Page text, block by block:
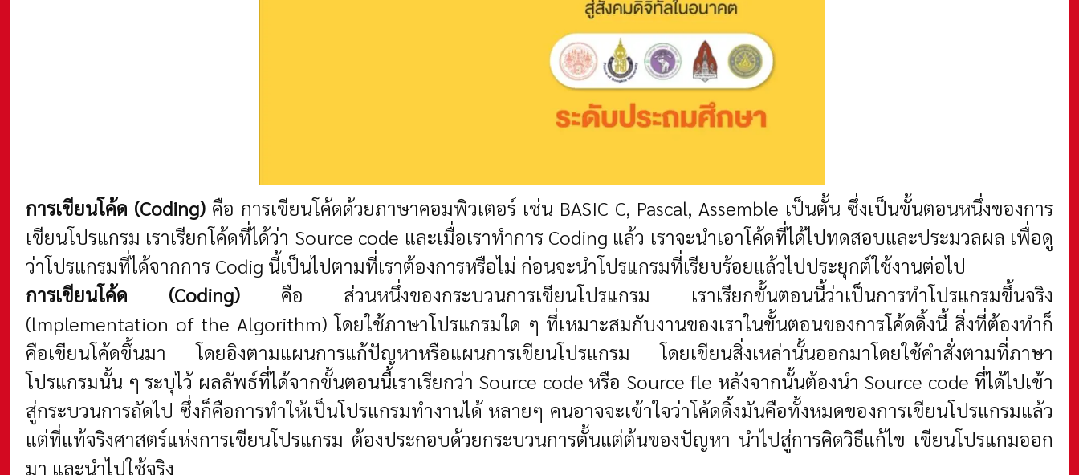
การเขียนโค้ด (Coding) คือ การเขียนโค้ดด้วยภาษาคอมพิวเตอร์ เช่น BASIC C, Pascal, Assemble เป็นตั้น ซึ่งเป็นขั้นตอนหนึ่งของการ
เขียนโปรแกรม เราเรียกโค้ดที่ได้ว่า Source code และเมื่อเราทำการ Coding แล้ว เราจะนำเอาโค้ดที่ได้ไปทดสอบและประมวลผล เพื่อดู
ว่าโปรแกรมที่ได้จากการ Codig นี้เป็นไปตามที่เราต้องการหรือไม่ ก่อนจะนำโปรแกรมที่เรียบร้อยแล้วไปประยุกต์ใช้งานต่อไป
การเขียนโค้ด (Coding) คือ ส่วนหนึ่งของกระบวนการเขียนโปรแกรม เราเรียกขั้นตอนนี้ว่าเป็นการทำโปรแกรมขึ้นจริง
(lmplementation of the Algorithm) โดยใช้ภาษาโปรแกรมใด ๆ ที่เหมาะสมกับงานของเราในขั้นตอนของการโค้ดดิ้งนี้ สิ่งที่ต้องทำก็
คือเขียนโค้ดขึ้นมา โดยอิงตามแผนการแก้ปัญหาหรือแผนการเขียนโปรแกรม โดยเขียนสิ่งเหล่านั้นออกมาโดยใช้คำสั่งตามที่ภาษา
โปรแกรมนั้น ๆ ระบุไว้ ผลลัพธ์ที่ได้จากขั้นตอนนี้เราเรียกว่า Source code หรือ Source fle หลังจากนั้นต้องนำ Source code ที่ได้ไปเข้า
สู่กระบวนการถัดไป ซึ่งก็คือการทำให้เป็นโปรแกรมทำงานได้ หลายๆ คนอาจจะเข้าใจว่าโค้ดดิ้งมันคือทั้งหมดของการเขียนโปรแกรมแล้ว
แต่ที่แท้จริงศาสตร์แห่งการเขียนโปรแกรม ต้องประกอบด้วยกระบวนการตั้นแต่ต้นของปัญหา นำไปสู่การคิดวิธีแก้ไข เขียนโปรแกมออก
มา และนำไปใช้จริง